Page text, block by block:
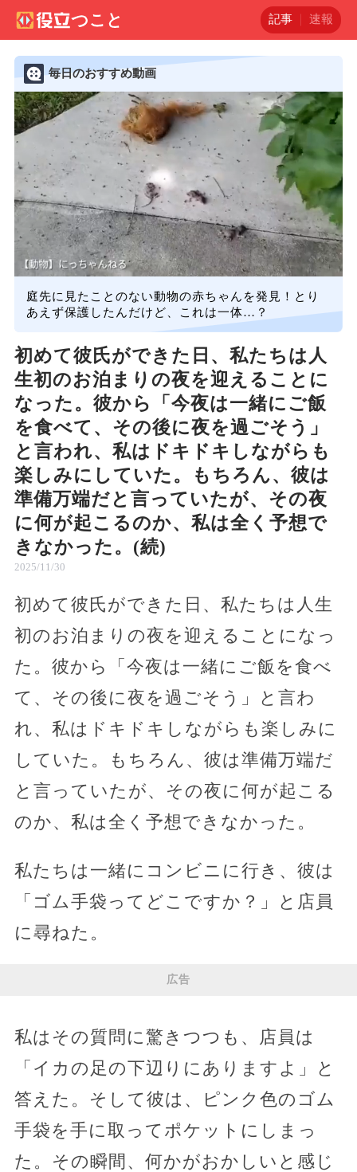
記事 速報
毎日のおすすめ動画
庭先に見たことのない動物の赤ちゃんを発見！とり
あえず保護したんだけど、これは一体…？
初めて彼氏ができた日、私たちは人
生初のお泊まりの夜を迎えることに
なった。彼から「今夜は一緒にご飯
を食べて、その後に夜を過ごそう」
と言われ、私はドキドキしながらも
楽しみにしていた。もちろん、彼は
準備万端だと言っていたが、その夜
に何が起こるのか、私は全く予想で
きなかった。(続)
2025/11/30
初めて彼氏ができた日、私たちは人生
初のお泊まりの夜を迎えることになっ
た。彼から「今夜は一緒にご飯を食べ
て、その後に夜を過ごそう」と言わ
れ、私はドキドキしながらも楽しみに
していた。もちろん、彼は準備万端だ
と言っていたが、その夜に何が起こる
のか、私は全く予想できなかった。
私たちは一緒にコンビニに行き、彼は
「ゴム手袋ってどこですか？」と店員
に尋ねた。
広告
私はその質問に驚きつつも、店員は
「イカの足の下辺りにありますよ」と
答えた。そして彼は、ピンク色のゴム
手袋を手に取ってポケットにしまっ
た。その瞬間、何かがおかしいと感じ